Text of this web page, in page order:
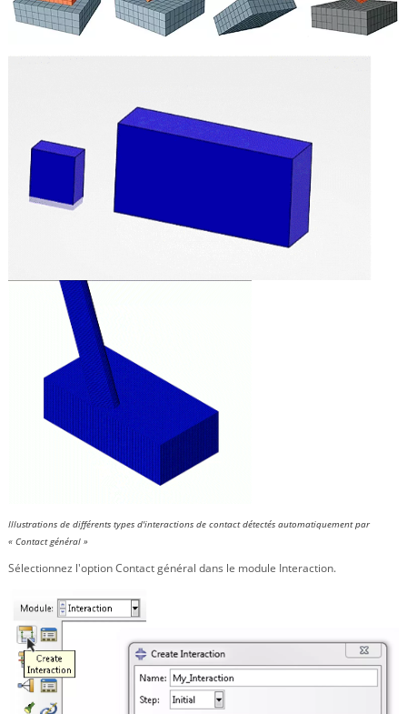
Illustrations de différents types d'interactions de contact détectés automatiquement par
« Contact général »
Sélectionnez l'option Contact général dans le module Interaction.